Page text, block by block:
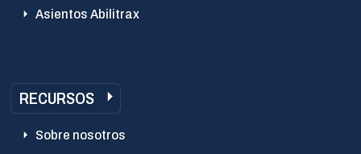
Asientos Abilitrax
RECURSOS
Sobre nosotros